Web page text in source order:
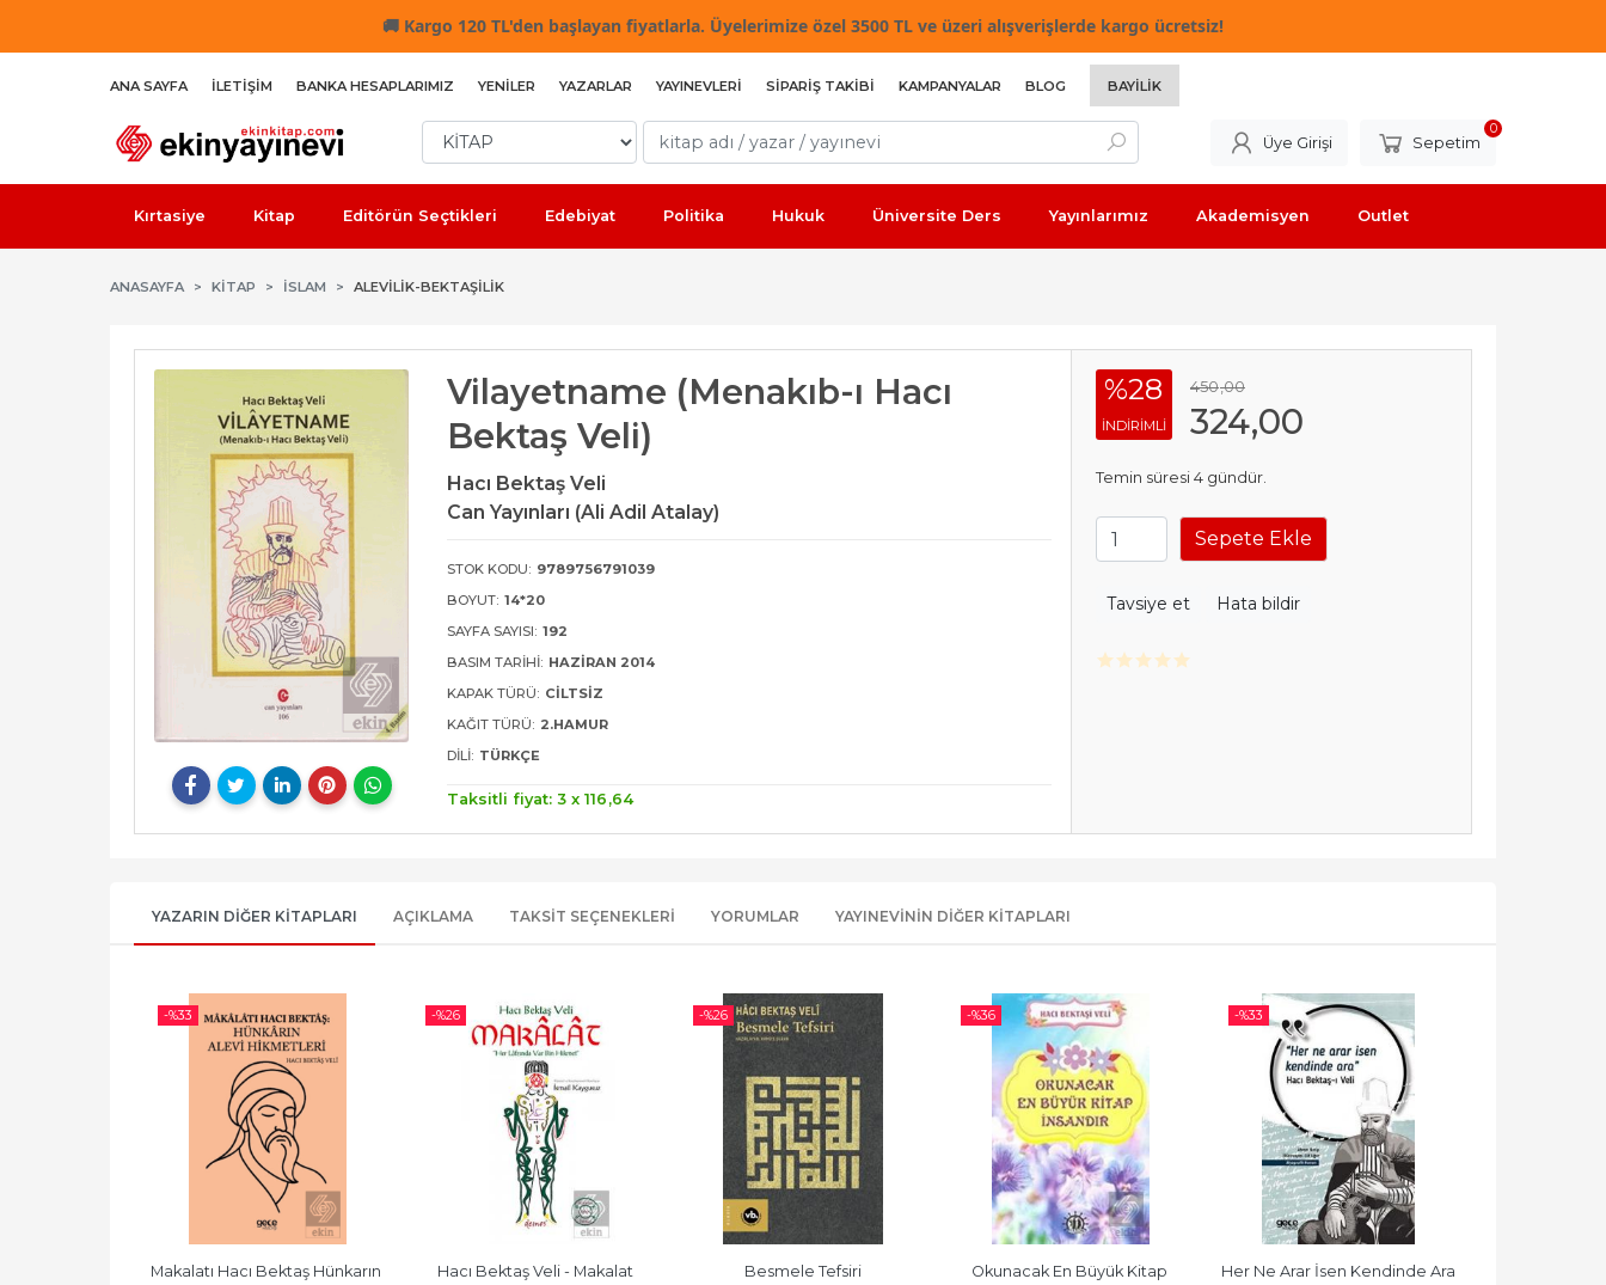
🚚 Kargo 120 TL'den başlayan fiyatlarla. Üyelerimize özel 3500 TL ve üzeri alışverişlerde kargo ücretsiz!
ANA SAYFA İLETIŞIM BANKA HESAPLARIMIZ YENILER YAZARLAR YAYINEVLERI SIPARIŞ TAKIBI KAMPANYALAR BLOG BAYILIK
Üye Girişi Sepetim
0
Kırtasiye Kitap Editörün Seçtikleri Edebiyat Politika Hukuk Üniversite Ders Yayınlarımız Akademisyen Outlet
ANASAYFA KİTAP İSLAM ALEVILIK-BEKTAŞILIK
Vilayetname (Menakıb-ı Hacı
Bektaş Veli)
Hacı Bektaş Veli
Can Yayınları (Ali Adil Atalay)
STOK KODU: 9789756791039
BOYUT: 14*20
SAYFA SAYISI: 192
BASIM TARIHI: HAZIRAN 2014
KAPAK TÜRÜ: CILTSIZ
KAĞIT TÜRÜ: 2.HAMUR
DILI: TÜRKÇE
Taksitli fiyat: 3 x116 ,64
%28
INDIRIMLI
450,00
324,00
Temin süresi 4 gündür.
Sepete Ekle
Tavsiye et Hata bildir
YAZARIN DIĞER KITAPLARI AÇIKLAMA TAKSIT SEÇENEKLERI YORUMLAR YAYINEVININ DIĞER KITAPLARI
-%33
Makalatı Hacı Bektaş Hünkarın
-%26
Hacı Bektaş Veli - Makalat
-%26
Besmele Tefsiri
-%36
Okunacak En Büyük Kitap
-%33
Her Ne Arar İsen Kendinde Ara